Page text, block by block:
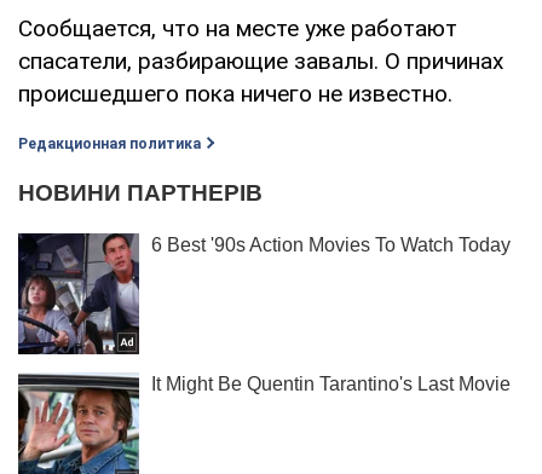
Сообщается, что на месте уже работают
спасатели, разбирающие завалы. О причинах
происшедшего пока ничего не известно.
Редакционная политика